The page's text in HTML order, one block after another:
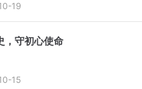
19
，守初心使命
15